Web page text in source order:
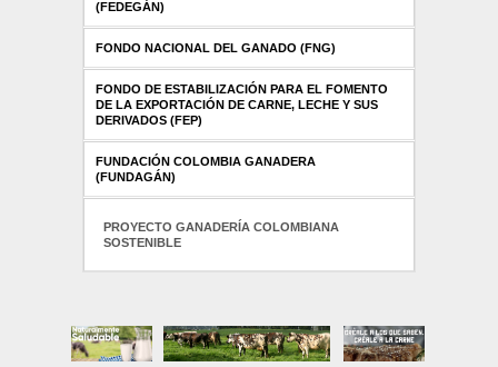
(FEDEGÁN)
FONDO NACIONAL DEL GANADO (FNG)
FONDO DE ESTABILIZACIÓN PARA EL FOMENTO
DE LA EXPORTACIÓN DE CARNE, LECHE Y SUS
DERIVADOS (FEP)
FUNDACIÓN COLOMBIA GANADERA
(FUNDAGÁN)
PROYECTO GANADERÍA COLOMBIANA
SOSTENIBLE